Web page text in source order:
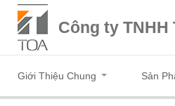
Công ty TNHH
Giới Thiệu Chung Sản